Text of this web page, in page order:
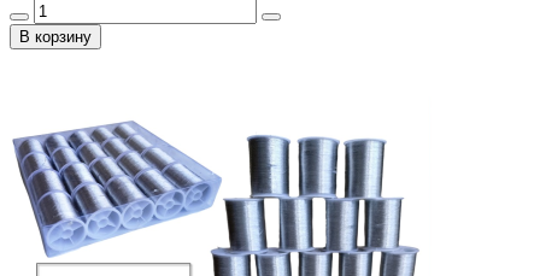
В корзину